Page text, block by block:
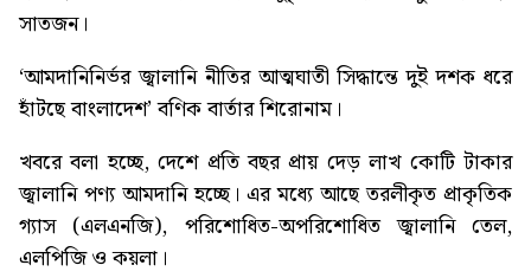
সাতজন।
‘আমদানিনির্ভর জ্বালানি নীতির আত্মঘাতী সিদ্ধান্তে দুই দশক ধরে
হাঁটছে বাংলাদেশ’বণিক বার্তার শিরোনাম।
খবরে বলা হচ্ছে, দেশে প্রতি বছর প্রায় দেড় লাখ কোটি টাকার
জ্বালানি পণ্য আমদানি হচ্ছে। এর মধ্যে আছে তরলীকৃত প্রাকৃতিক
গ্যাস (এলএনজি), পরিশোধিত-অপরিশোধিত জ্বালানি তেল,
এলপিজি ও কয়লা।